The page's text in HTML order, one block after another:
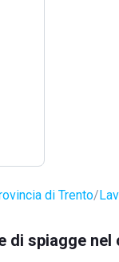
di Trento
di spiagge nel